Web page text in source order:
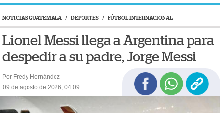
NOTICIAS GUATEMALA / DEPORTES / FÚTBOL INTERNACIONAL
Lionel Messi llega a Argentina para
despedir a su padre, Jorge Messi
Por Fredy Hernández
09 de agosto de 2026, 04:09